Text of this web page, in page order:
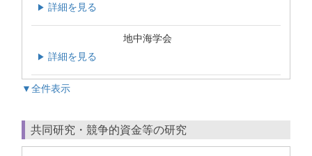
▶ 詳細を見る
地中海学会
▶ 詳細を見る
▼全件表示
共同研究・競争的資金等の研究